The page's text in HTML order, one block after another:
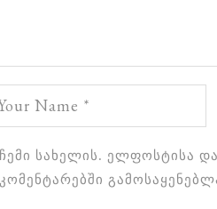
ჩემი სახელის. ელფოსტისა
კომენტარებში